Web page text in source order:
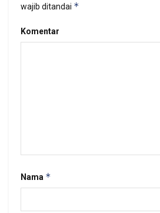
wajib ditandai *
Komentar
Nama *